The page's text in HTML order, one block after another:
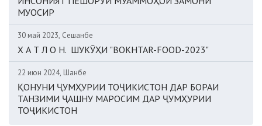
МУОСИР
30 май 2023, Сешанбе
Х А Т Л О Н. ШУКӮҲИ "BOKHTAR-FOOD-2023"
22 июн 2024, Шанбе
ҚОНУНИ ҶУМҲУРИИ ТОҶИКИСТОН ДАР БОРАИ
ТАНЗИМИ ҶАШНУ МАРОСИМ ДАР ҶУМҲУРИИ
ТОҶИКИСТОН